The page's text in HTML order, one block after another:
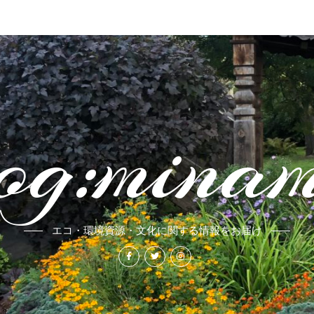
エコ・環境資源・文化に関する情報をお届け